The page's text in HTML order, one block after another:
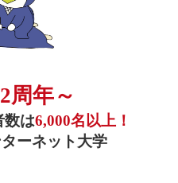
周年～
数は6,000名以上！
ーネット大学